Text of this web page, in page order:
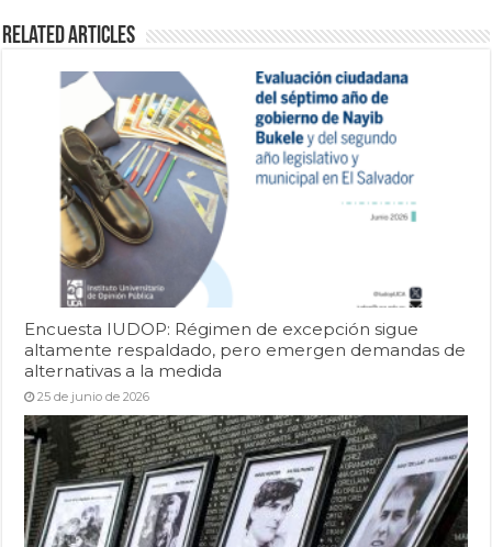
Related Articles
Encuesta IUDOP: Régimen de excepción sigue
altamente respaldado, pero emergen demandas de
alternativas a la medida
25 de junio de 2026